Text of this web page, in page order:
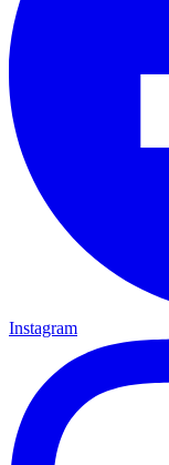
Instagram